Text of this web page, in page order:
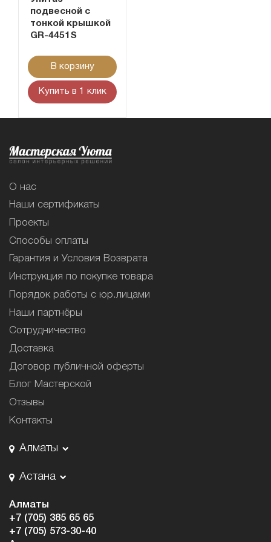
подвесной с
тонкой крышкой
GR-4451S
В корзину
Купить в 1 клик
О нас
Наши сертификаты
Проекты
Способы оплаты
Гарантия и Условия Возврата
Инструкция по покупке товара
Порядок работы с юр.лицами
Наши партнёры
Сотрудничество
Доставка
Договор публичной оферты
Блог Мастерской
Отзывы
Контакты
Алматы
Астана
Алматы
+7 (705) 385 65 65
+7 (705) 573-30-40